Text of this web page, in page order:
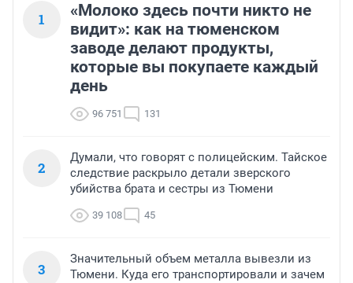
1
«Молоко здесь почти никто не
видит»: как на тюменском
заводе делают продукты,
которые вы покупаете каждый
день
96 751 131
2
Думали, что говорят с полицейским. Тайское
следствие раскрыло детали зверского
убийства брата и сестры из Тюмени
39 108 45
3
Значительный объем металла вывезли из
Тюмени. Куда его транспортировали и зачем